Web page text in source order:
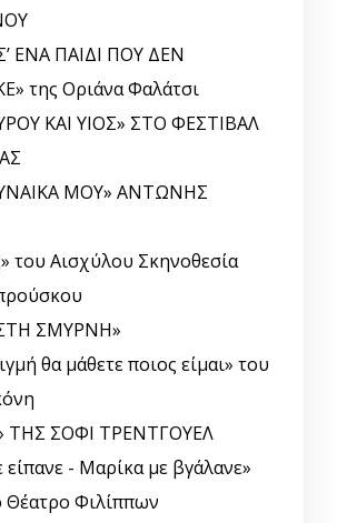
ΕΝΑ ΠΑΙΔΙ ΠΟΥ ΔΕΝ
της Οριάνα Φαλάτσι
ΚΑΙ ΥΙΟΣ» ΣΤΟ ΦΕΣΤΙΒΑΛ
ΜΟΥ» ΑΝΤΩΝΗΣ
του Αισχύλου Σκηνοθεσία
ΣΜΥΡΝΗ»
θα μάθετε ποιος είμαι» του
ΤΗΣ ΣΟΦΙ ΤΡΕΝΤΓΟΥΕΛ
- Μαρίκα με βγάλανε»
Θέατρο Φιλίππων